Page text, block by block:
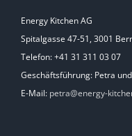
Energy Kitchen AG
Spitalgasse 47-51, 3001
Telefon: +41 31 311 03 07
Geschäftsführung: Petra
E-Mail: petra@energy-